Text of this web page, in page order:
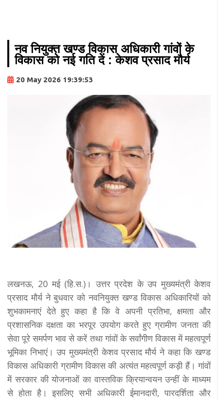
नव नियुक्त खण्ड विकास अधिकारी गांवों के
विकास को नई गति दें : केशव प्रसाद मौर्य
20 May 2026 19:39:53
लखनऊ, 20 मई (हि.स.)। उत्तर प्रदेश के उप मुख्यमंत्री केशव
प्रसाद मौर्य ने बुधवार काे नवनियुक्त खण्ड विकास अधिकारियों को
शुभकामनाएं देते हुए कहा है कि वे अपनी प्रतिभा, क्षमता और
प्रशासनिक दक्षता का भरपूर उपयोग करते हुए ग्रामीण जनता की
सेवा पूरे समर्पण भाव से करें तथा गांवों के सर्वांगीण विकास में महत्वपूर्ण
भूमिका निभाएं। उप मुख्यमंत्री केशव प्रसाद मौर्य ने कहा कि खण्ड
विकास अधिकारी ग्रामीण विकास की अत्यंत महत्वपूर्ण कड़ी हैं। गांवों
में सरकार की योजनाओं का वास्तविक क्रियान्वयन उन्हीं के माध्यम
से होता है। इसलिए सभी अधिकारी ईमानदारी, पारदर्शिता और